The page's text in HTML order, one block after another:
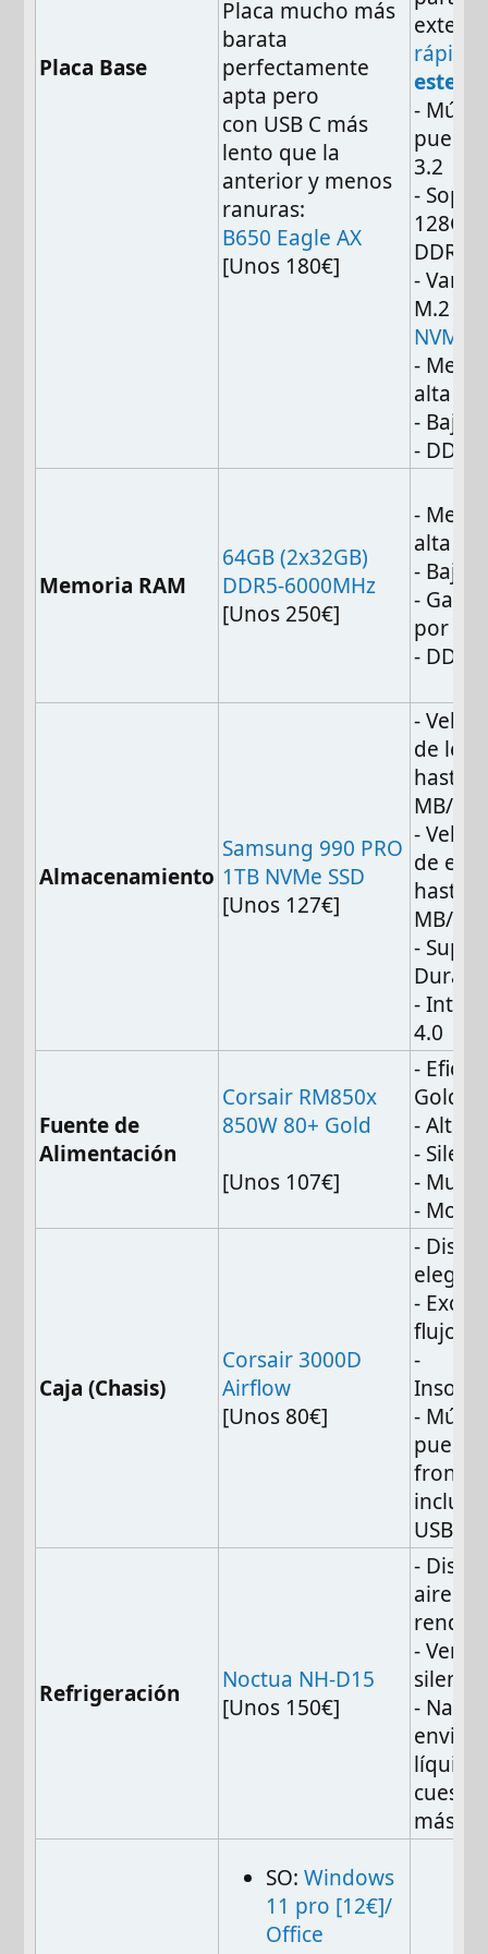
Placa Base
Placa mucho más
barata
perfectamente
apta pero
con USB C más
lento que la
anterior y menos
ranuras:
B650 Eagle AX
[Unos 180€]
este
-
3.2
-
128GB
DDR5
-
M.2
NVMe
-
alta
- Baja
- DDR5
Memoria RAM
64GB (2x32GB)
DDR5-6000MHz
[Unos 250€]
-
alta
- Baja
-
por
- DDR5
Almacenamiento
Samsung 990 PRO
1TB NVMe SSD
[Unos 127€]
-
de
hasta
MB/s
-
de
hasta
MB/s
- Super
-
4.0
Fuente de
Alimentación
Corsair RM850x
850W 80+ Gold
[Unos 107€]
-
Gold
- Alta
-
- Muy
-
Caja (Chasis)
Corsair 3000D
Airflow
[Unos 80€]
-
-
flujo
-
-
USB-C
Refrigeración
Noctua NH-D15
[Unos 150€]
-
aire
-
- Nada
líquida
cueste
más
SO:Windows
11 pro [12€]/
Office